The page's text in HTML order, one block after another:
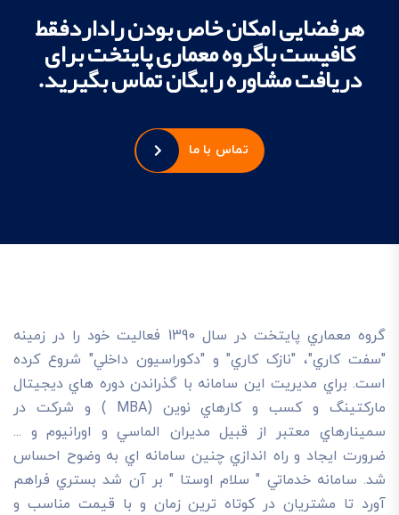
هرفضایی امکان خاص بودن راداردفقط
کافیست باگروه معماری پایتخت برای
دریافت مشاوره رایگان تماس بگیرید.
تماس با ما
گروه معماري پايتخت در سال 1390 فعاليت خود را در زمينه
"سفت کاري"، "نازک کاري" و "دکوراسيون داخلي" شروع کرده
است. براي مديريت اين سامانه با گذراندن دوره هاي ديجيتال
مارکتينگ و کسب و کارهاي نوين (MBA ) و شرکت در
سمينارهاي معتبر از قبيل مديران الماسي و اورانيوم و ...
ضرورت ايجاد و راه اندازي چنين سامانه اي به وضوح احساس
شد. سامانه خدماتي " سلام اوستا " بر آن شد بستري فراهم
آورد تا مشتريان در کوتاه ترين زمان و با قيمت مناسب و